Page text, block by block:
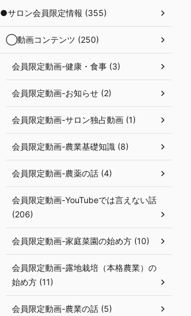
●サロン会員限定情報 (355)
◯動画コンテンツ (250)
会員限定動画-健康・食事 (3)
会員限定動画-お知らせ (2)
会員限定動画-サロン独占動画 (1)
会員限定動画-農業基礎知識 (8)
会員限定動画-農薬の話 (4)
会員限定動画-YouTubeでは言えない話
(206)
会員限定動画-家庭菜園の始め方 (10)
会員限定動画-露地栽培（本格農業）の
始め方 (11)
会員限定動画-農業の話 (5)